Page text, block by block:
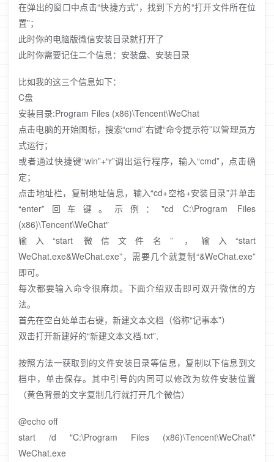
在弹出的窗口中点击“快捷方式”，找到下方的“打开文件所在位
置”；
此时你的电脑版微信安装目录就打开了
此时你需要记住二个信息：安装盘、安装目录
比如我的这三个信息如下：
C盘
安装目录:Program Files (x86)\Tencent\WeChat
点击电脑的开始图标，搜索“cmd”右键“命令提示符”以管理员方
式运行；
或者通过快捷键“win”+“r”调出运行程序，输入“cmd”，点击确
定；
点击地址栏，复制地址信息，输入“cd+空格+安装目录”并单击
“enter”回车键。示例："cd C:\Program Files
(x86)\Tencent\WeChat"
输入“start 微信文件名” ，输入“start
WeChat.exe&WeChat.exe”，需要几个就复制“&WeChat.exe”
即可。
每次都要输入命令很麻烦。下面介绍双击即可双开微信的方
法。
首先在空白处单击右键，新建文本文档（俗称“记事本”）
双击打开新建好的“新建文本文档.txt”,
按照方法一获取到的文件安装目录等信息，复制以下信息到文
档中，单击保存。其中引号的内同可以修改为软件安装位置
（黄色背景的文字复制几行就打开几个微信）
@echo off
start /d "C:\Program Files (x86)\Tencent\WeChat\"
WeChat.exe